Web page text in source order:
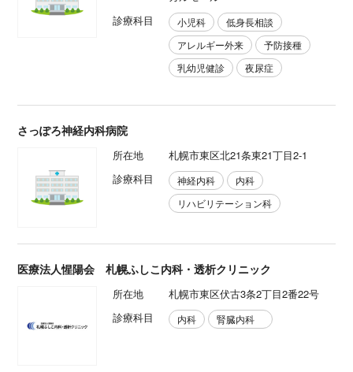
診療科目
小児科
低身長相談
アレルギー外来
予防接種
乳幼児健診
夜尿症
さっぽろ神経内科病院
所在地
札幌市東区北21条東21丁目2-1
診療科目
神経内科
内科
リハビリテーション科
医療法人惺陽会 札幌ふしこ内科・透析クリニック
所在地
札幌市東区伏古3条2丁目2番22号
診療科目
内科 腎臓内科